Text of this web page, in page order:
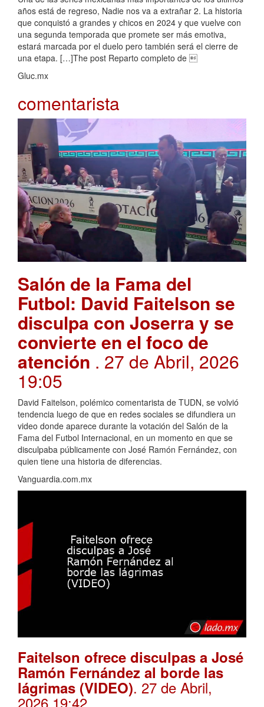
años está de regreso, Nadie nos va a extrañar 2. La historia
que conquistó a grandes y chicos en 2024 y que vuelve con
una segunda temporada que promete ser más emotiva,
estará marcada por el duelo pero también será el cierre de
una etapa. […]The post Reparto completo de 
Gluc.mx
comentarista
Salón de la Fama del
Futbol: David Faitelson se
disculpa con Joserra y se
convierte en el foco de
atención . 27 de Abril, 2026
19:05
David Faitelson, polémico comentarista de TUDN, se volvió
tendencia luego de que en redes sociales se difundiera un
video donde aparece durante la votación del Salón de la
Fama del Futbol Internacional, en un momento en que se
disculpaba públicamente con José Ramón Fernández, con
quien tiene una historia de diferencias.
Vanguardia.com.mx
Faitelson ofrece disculpas a José
Ramón Fernández al borde las
lágrimas (VIDEO). 27 de Abril,
2026 19:42